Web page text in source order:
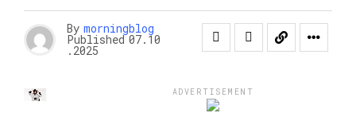
By morningblog
Published 07.10
.2025
ADVERTISEMENT